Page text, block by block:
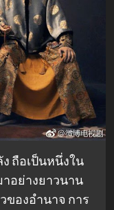
ถือเป็นหนึ่งใน
อย่างยาวนาน
ของอำนาจ การ